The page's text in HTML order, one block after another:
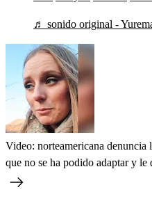
♬ sonido original -
Video: norteamericana denuncia
que no se ha podido adaptar y le